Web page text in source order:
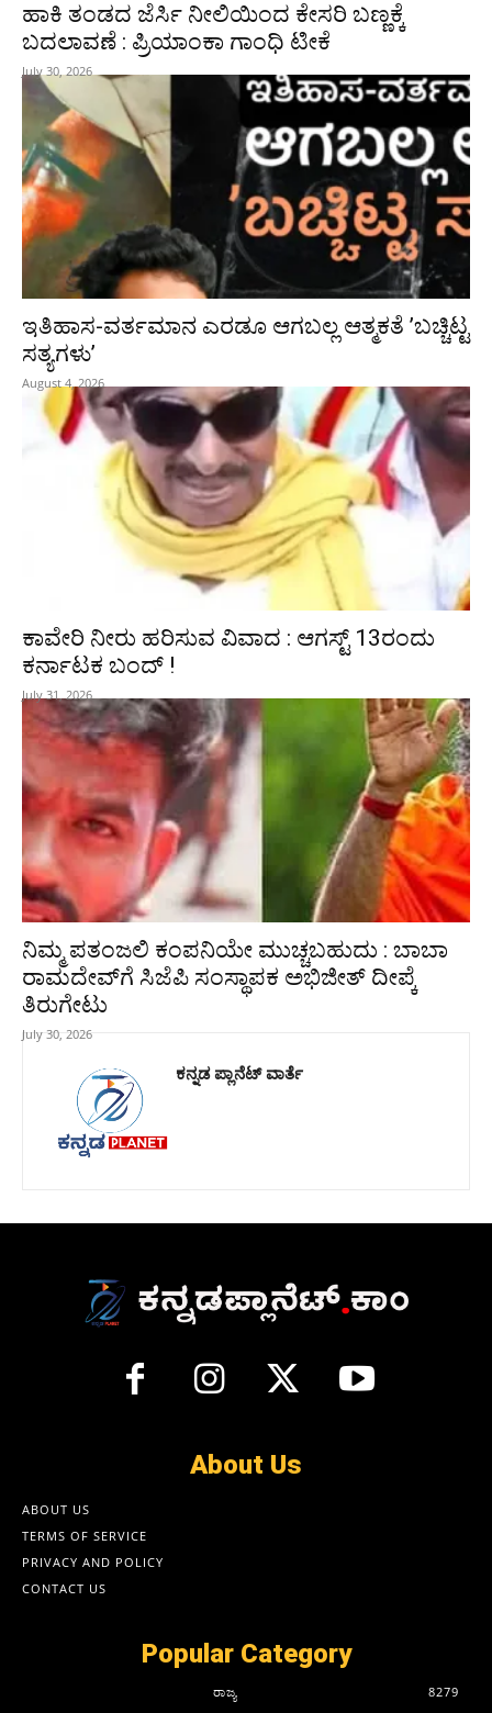
ಹಾಕಿ ತಂಡದ ಜೆರ್ಸಿ ನೀಲಿಯಿಂದ ಕೇಸರಿ ಬಣ್ಣಕ್ಕೆ
ಬದಲಾವಣೆ : ಪ್ರಿಯಾಂಕಾ ಗಾಂಧಿ ಟೀಕೆ
July 30, 2026
ಇತಿಹಾಸ-ವರ್ತಮಾನ ಎರಡೂ ಆಗಬಲ್ಲ ಆತ್ಮಕತೆ ʼಬಚ್ಚಿಟ್ಟ
ಸತ್ಯಗಳುʼ
August 4, 2026
ಕಾವೇರಿ ನೀರು ಹರಿಸುವ ವಿವಾದ : ಆಗಸ್ಟ್‌ 13ರಂದು
ಕರ್ನಾಟಕ ಬಂದ್‌ !
July 31, 2026
ನಿಮ್ಮ ಪತಂಜಲಿ ಕಂಪನಿಯೇ ಮುಚ್ಚಬಹುದು : ಬಾಬಾ
ರಾಮದೇವ್‌ಗೆ ಸಿಜೆಪಿ ಸಂಸ್ಥಾಪಕ ಅಭಿಜೀತ್ ದೀಪ್ಕೆ
ತಿರುಗೇಟು
July 30, 2026
ಕನ್ನಡ ಪ್ಲಾನೆಟ್ ವಾರ್ತೆ
About Us
ABOUT US
TERMS OF SERVICE
PRIVACY AND POLICY
CONTACT US
Popular Category
ರಾಜ್ಯ
8279